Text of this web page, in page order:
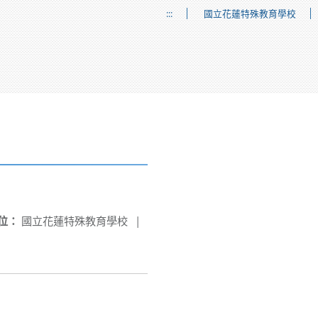
::: 國立花蓮特殊教育學校
： 國立花蓮特殊教育學校 |